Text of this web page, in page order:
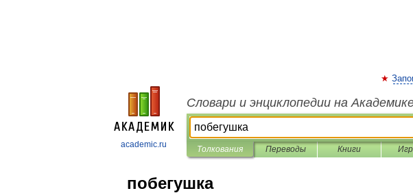
academic.ru
Словари и энциклопедии на
Толкования Переводы Книги
побегушка